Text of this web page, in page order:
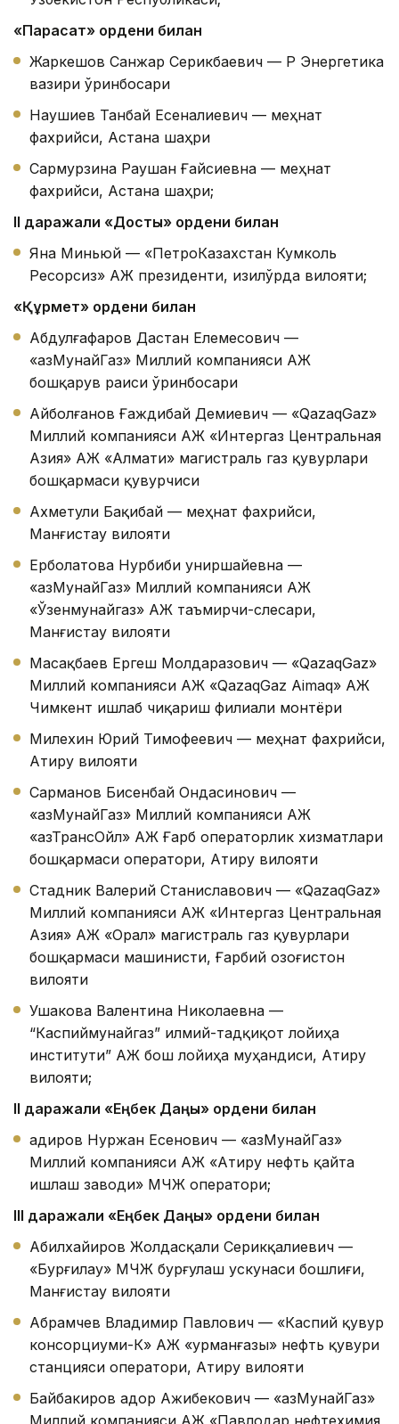
«Парасат» ордени билан
Жаркешов Санжар Серикбаевич — ҚР Энергетика
вазири ўринбосари
Наушиев Танбай Есеналиевич — меҳнат
фахрийси, Астана шаҳри
Сармурзина Раушан Ғайсиевна — меҳнат
фахрийси, Астана шаҳри;
II даражали «Достық» ордени билан
Яна Миньюй — «ПетроКазахстан Кумколь
Ресорсиз» АЖ президенти, Қизилўрда вилояти;
«Құрмет» ордени билан
Абдулғафаров Дастан Елемесович —
«ҚазМунайГаз» Миллий компанияси АЖ
бошқарув раиси ўринбосари
Айболғанов Ғаждибай Демиевич — «QazaqGaz»
Миллий компанияси АЖ «Интергаз Центральная
Азия» АЖ «Алмати» магистраль газ қувурлари
бошқармаси қувурчиси
Ахметули Бақибай — меҳнат фахрийси,
Манғистау вилояти
Ерболатова Нурбиби Қуниршайевна —
«ҚазМунайГаз» Миллий компанияси АЖ
«Ўзенмунайгаз» АЖ таъмирчи-слесари,
Манғистау вилояти
Масақбаев Ергеш Молдаразович — «QazaqGaz»
Миллий компанияси АЖ «QazaqGaz Aimaq» АЖ
Чимкент ишлаб чиқариш филиали монтёри
Милехин Юрий Тимофеевич — меҳнат фахрийси,
Атиру вилояти
Сарманов Бисенбай Ондасинович —
«ҚазМунайГаз» Миллий компанияси АЖ
«ҚазТрансОйл» АЖ Ғарб операторлик хизматлари
бошқармаси оператори, Атиру вилояти
Стадник Валерий Станиславович — «QazaqGaz»
Миллий компанияси АЖ «Интергаз Центральная
Азия» АЖ «Орал» магистраль газ қувурлари
бошқармаси машинисти, Ғарбий Қозоғистон
вилояти
Ушакова Валентина Николаевна —
“Каспиймунайгаз” илмий-тадқиқот лойиҳа
институти” АЖ бош лойиҳа муҳандиси, Атиру
вилояти;
II даражали «Еңбек Даңқы» ордени билан
Қадиров Нуржан Есенович — «ҚазМунайГаз»
Миллий компанияси АЖ «Атиру нефть қайта
ишлаш заводи» МЧЖ оператори;
III даражали «Еңбек Даңқы» ордени билан
Абилхайиров Жолдасқали Серикқалиевич —
«Бурғилау» МЧЖ бурғулаш ускунаси бошлиғи,
Манғистау вилояти
Абрамчев Владимир Павлович — «Каспий қувур
консорциуми-К» АЖ «Қурманғазы» нефть қувури
станцияси оператори, Атиру вилояти
Байбакиров Қадор Ажибекович — «ҚазМунайГаз»